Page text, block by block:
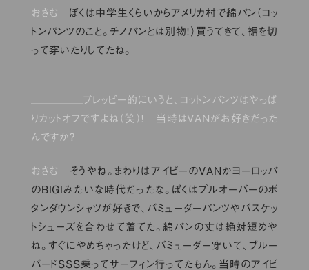
おさむ
ぼくは中学生くらいからアメリカ村で綿パン（コッ
トンパンツのこと。チノパンとは別物！）買うてきて、裾を切
って穿いたりしてたね。
プレッピー的にいうと、コットンパンツはやっぱ
りカットオフですよね（笑）！ 当時はVANがお好きだった
んですか？
おさむ
そうやね。まわりはアイビーのVANかヨーロッパ
のBIGIみたいな時代だったな。ぼくはプルオーバーのボ
タンダウンシャツが好きで、バミューダーパンツやバスケッ
トシューズを合わせて着てた。綿パンの丈は絶対短めや
ね。すぐにやめちゃったけど、バミューダー穿いて、ブルー
バードSSS乗ってサーフィン行ってたもん。当時のアイビ